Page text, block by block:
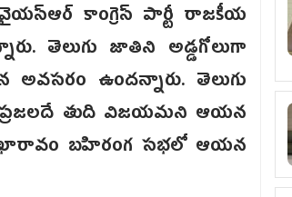
కాంగ్రె‌స్ పార్టీ ‌రాజకీయ
తెలుగు జాతిని‌ అడ్డగోలుగా
అవసరం ఉందన్నారు. తెలుగు
ప్రజలదే తుది విజయమని ఆయన
బహిరంగ సభలో ఆయన